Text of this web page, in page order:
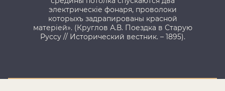
электрическiе фонаря, проволоки
которыхъ задрапированы красной
матерiей». (Круглов А.В. Поездка в Старую
Руссу // Исторический вестник. – 1895).